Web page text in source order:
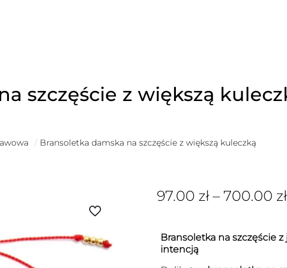
szczęście z większą
/ Bransoletka damska na szczęście z większą kuleczką
97.00 zł – 700.00 zł
Bransoletka na szczęście
intencją